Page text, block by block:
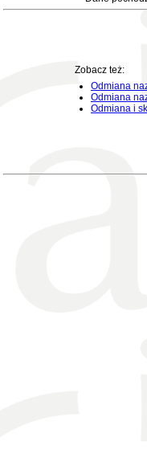
Zobacz też:
Odmiana
Odmiana
Odmiana i